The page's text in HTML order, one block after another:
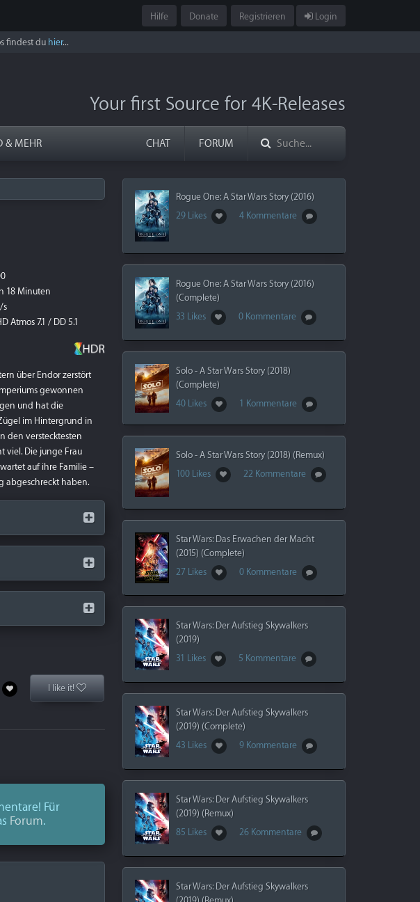
Hilfe Donate Registrieren Login
findest du hier...
Your first Source for 4K-Releases
& MEHR CHAT FORUM
Atmos 7.1 / DD 5.1
18 Minuten
s
über Endor zerstört
gewonnen
und hat die
im Hintergrund in
den verstecktesten
viel. Die junge Frau
auf ihre Familie –
abgeschreckt haben.
I like it!
Für
Forum.
Rogue One: A Star Wars Story (2016)
29 Likes
4 Kommentare
Rogue One: A Star Wars Story (2016)
(Complete)
33 Likes
0 Kommentare
Solo - A Star Wars Story (2018)
(Complete)
40 Likes
1 Kommentare
Solo - A Star Wars Story (2018) (Remux)
100 Likes
22 Kommentare
Star Wars: Das Erwachen der Macht
(2015) (Complete)
27 Likes
0 Kommentare
Star Wars: Der Aufstieg Skywalkers
(2019)
31 Likes
5 Kommentare
Star Wars: Der Aufstieg Skywalkers
(2019) (Complete)
43 Likes
9 Kommentare
Star Wars: Der Aufstieg Skywalkers
(2019) (Remux)
85 Likes
26 Kommentare
Star Wars: Der Aufstieg Skywalkers